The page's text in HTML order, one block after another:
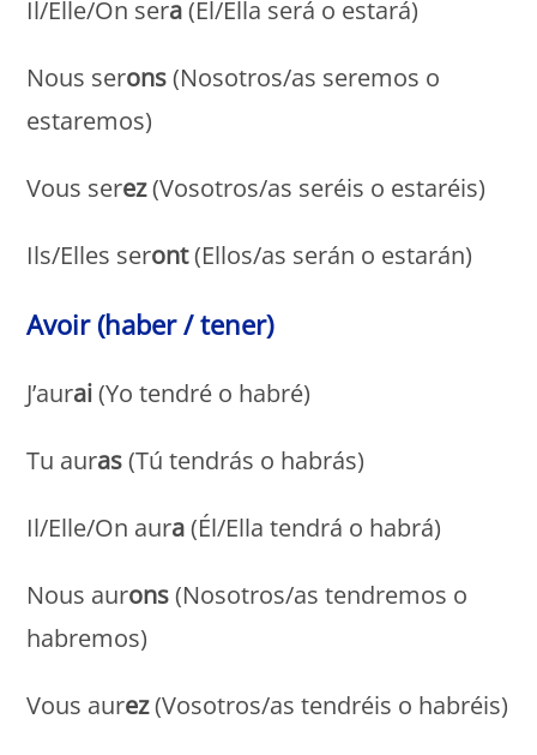
Il/Elle/On sera(El/Ella será o estará)
Nous serons(Nosotros/as seremos o
estaremos)
Vous serez(Vosotros/as seréis o estaréis)
Ils/Elles seront(Ellos/as serán o estarán)
Avoir (haber / tener)
J’aurai(Yo tendré o habré)
Tu auras(Tú tendrás o habrás)
Il/Elle/On aura(Él/Ella tendrá o habrá)
Nous aurons(Nosotros/as tendremos o
habremos)
Vous aurez(Vosotros/as tendréis o habréis)